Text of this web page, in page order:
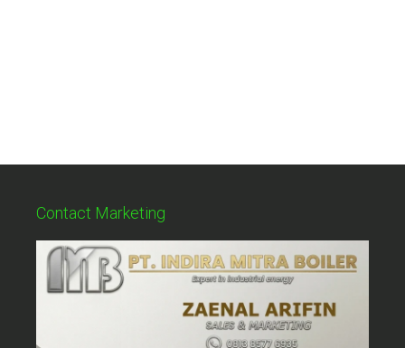
Contact Marketing